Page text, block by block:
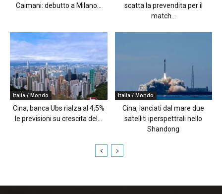
Caimani: debutto a Milano...
scatta la prevendita per il
match...
Italia / Mondo
Cina, banca Ubs rialza al 4,5%
le previsioni su crescita del...
Italia / Mondo
Cina, lanciati dal mare due
satelliti iperspettrali nello
Shandong